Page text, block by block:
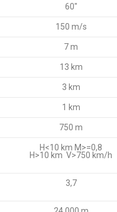
60″
150 m/s
7 m
13 km
3 km
1 km
750 m
H<10 km M>=0,8
H>10 km V>750 km/h
3,7